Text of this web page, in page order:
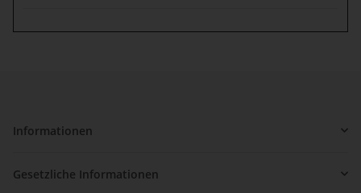
Informationen
Gesetzliche Informationen